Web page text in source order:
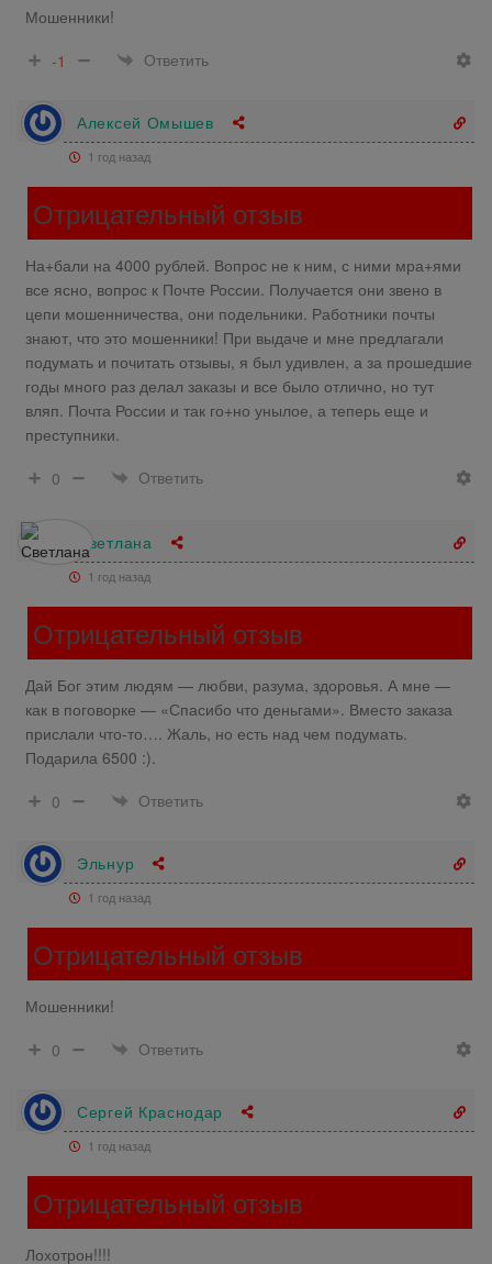
Мошенники!
-1
Ответить
Алексей Омышев
1 год назад
Отрицательный отзыв
На+бали на 4000 рублей. Вопрос не к ним, с ними мра+ями
все ясно, вопрос к Почте России. Получается они звено в
цепи мошенничества, они подельники. Работники почты
знают, что это мошенники! При выдаче и мне предлагали
подумать и почитать отзывы, я был удивлен, а за прошедшие
годы много раз делал заказы и все было отлично, но тут
вляп. Почта России и так го+но унылое, а теперь еще и
преступники.
0
Ответить
Светлана
1 год назад
Отрицательный отзыв
Дай Бог этим людям — любви, разума, здоровья. А мне —
как в поговорке — «Спасибо что деньгами». Вместо заказа
прислали что-то…. Жаль, но есть над чем подумать.
Подарила 6500 :).
0
Ответить
Эльнур
1 год назад
Отрицательный отзыв
Мошенники!
0
Ответить
Сергей Краснодар
1 год назад
Отрицательный отзыв
Лохотрон!!!!